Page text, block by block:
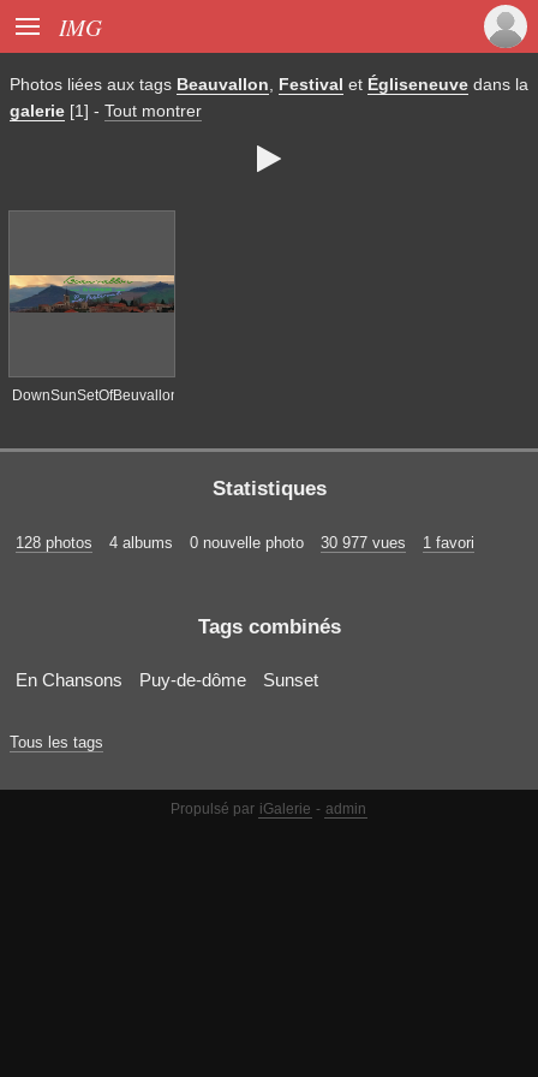
 IMG
Photos liées aux tags Beauvallon Festival et Égliseneuve dans la
galerie [1] - Tout montrer

DownSunSetOfBeuvallon
Statistiques
128 photos 4 albums 0 nouvelle photo 30 977 vues 1 favori
Tags combinés
En Chansons Puy-de-dôme Sunset
Tous les tags
Propulsé par iGalerie - admin